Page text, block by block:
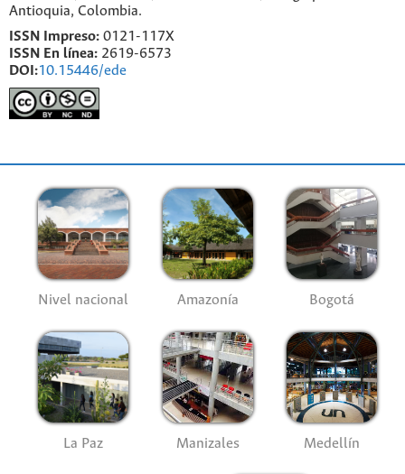
Antioquia, Colombia.
ISSN Impreso: 0121-117X
ISSN En línea: 2619-6573
DOI:10.15446/ede
Nivel nacional Amazonía Bogotá
La Paz Manizales Medellín